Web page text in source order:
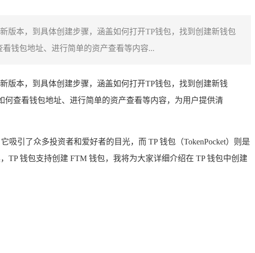
版本，到具体创建步骤，涵盖如何打开TP钱包，找到创建新钱包
钱包地址、进行简单的资产查看等内容...
版本，到具体创建步骤，涵盖如何打开TP钱包，找到创建新钱
查看钱包地址、进行简单的资产查看等内容，为用户提供清
吸引了众多投资者和爱好者的目光，而 TP 钱包（TokenPocket）则是
钱包支持创建 FTM 钱包，我将为大家详细介绍在 TP 钱包中创建